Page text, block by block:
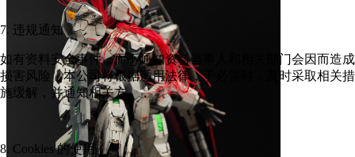
7. 违规通知
如有资料安全事件，而不通知资料当事人和相关部门会因而造成
损害风险，本公司将根据适用法律，于必需时，及时采取相关措
施缓解，并通知相关方。
8. Cookies 的使用